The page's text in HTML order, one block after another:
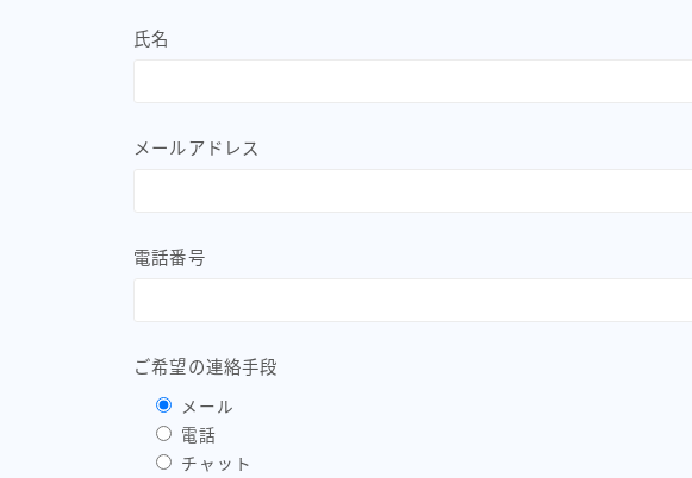
氏名
メールアドレス
電話番号
ご希望の連絡手段
メール
電話
チャット